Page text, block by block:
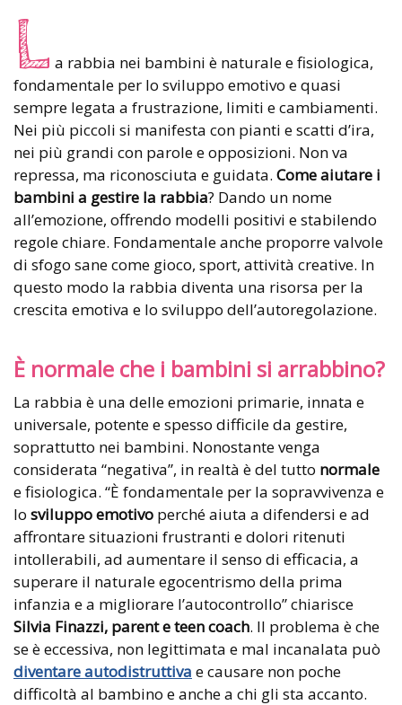
L a rabbia nei bambini è naturale e fisiologica,
fondamentale per lo sviluppo emotivo e quasi
sempre legata a frustrazione, limiti e cambiamenti.
Nei più piccoli si manifesta con pianti e scatti d’ira,
nei più grandi con parole e opposizioni. Non va
repressa, ma riconosciuta e guidata. Come aiutare i
bambini a gestire la rabbia? Dando un nome
all’emozione, offrendo modelli positivi e stabilendo
regole chiare. Fondamentale anche proporre valvole
di sfogo sane come gioco, sport, attività creative. In
questo modo la rabbia diventa una risorsa per la
crescita emotiva e lo sviluppo dell’autoregolazione.
È normale che i bambini si arrabbino?
La rabbia è una delle emozioni primarie, innata e
universale, potente e spesso difficile da gestire,
soprattutto nei bambini. Nonostante venga
considerata “negativa”, in realtà è del tutto normale
e fisiologica. “È fondamentale per la sopravvivenza e
lo sviluppo emotivo perché aiuta a difendersi e ad
affrontare situazioni frustranti e dolori ritenuti
intollerabili, ad aumentare il senso di efficacia, a
superare il naturale egocentrismo della prima
infanzia e a migliorare l’autocontrollo” chiarisce
Silvia Finazzi, parent e teen coach. Il problema è che
se è eccessiva, non legittimata e mal incanalata può
diventare autodistruttiva e causare non poche
difficoltà al bambino e anche a chi gli sta accanto.